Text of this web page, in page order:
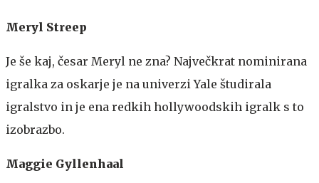
Meryl Streep
Je še kaj, česar Meryl ne zna? Največkrat nominirana
igralka za oskarje je na univerzi Yale študirala
igralstvo in je ena redkih hollywoodskih igralk s to
izobrazbo.
Maggie Gyllenhaal